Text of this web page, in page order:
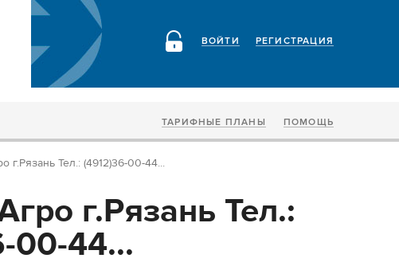
РЕГИСТРАЦИЯ
ВОЙТИ
ТАРИФНЫЕ ПЛАНЫ ПОМОЩЬ
г.Рязань Тел.: (4912)36-00-44...
г.Рязань Тел.:
00-44...